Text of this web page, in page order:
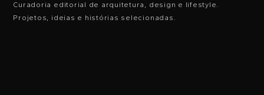
Curadoria editorial de arquitetura, design e lifestyle.
Projetos, ideias e histórias selecionadas.